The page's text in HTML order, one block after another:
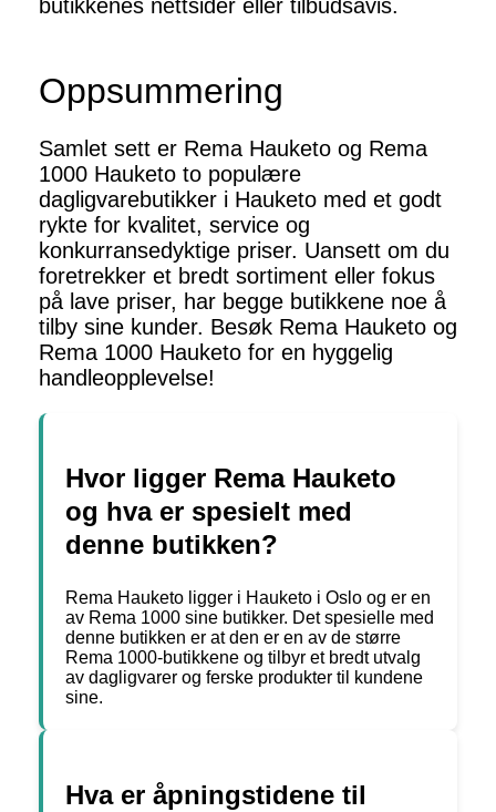
butikkenes nettsider eller tilbudsavis.
Oppsummering
Samlet sett er Rema Hauketo og Rema
1000 Hauketo to populære
dagligvarebutikker i Hauketo med et godt
rykte for kvalitet, service og
konkurransedyktige priser. Uansett om du
foretrekker et bredt sortiment eller fokus
på lave priser, har begge butikkene noe å
tilby sine kunder. Besøk Rema Hauketo og
Rema 1000 Hauketo for en hyggelig
handleopplevelse!
Hvor ligger Rema Hauketo
og hva er spesielt med
denne butikken?
Rema Hauketo ligger i Hauketo i Oslo og er en
av Rema 1000 sine butikker. Det spesielle med
denne butikken er at den er en av de større
Rema 1000-butikkene og tilbyr et bredt utvalg
av dagligvarer og ferske produkter til kundene
sine.
Hva er åpningstidene til